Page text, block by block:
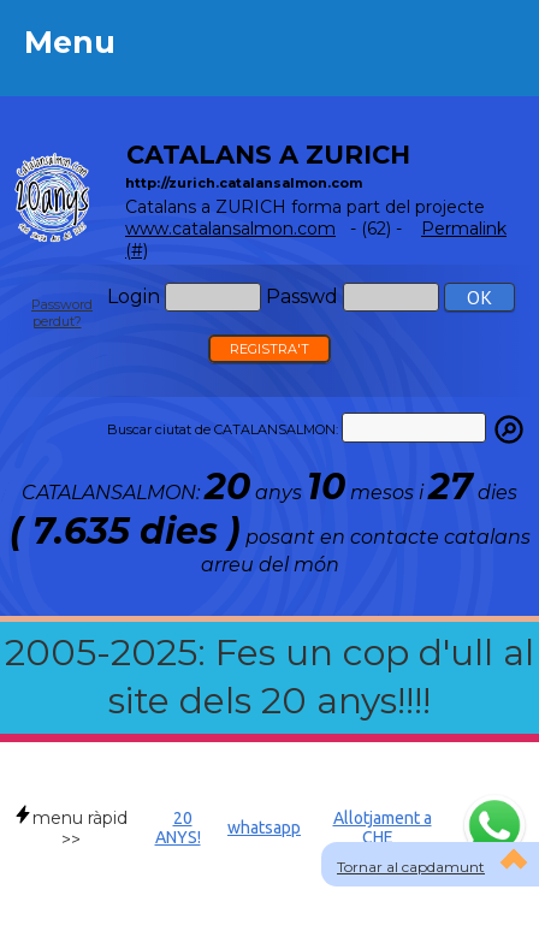
Menu
CATALANS A ZURICH
http://zurich.catalansalmon.com
Catalans a ZURICH forma part del projecte
www.catalansalmon.com - (62) -
Permalink
(#)
Login Passwd
Password
perdut?
REGISTRA'T
Buscar ciutat de CATALANSALMON:
CATALANSALMON:20 anys 10 mesos i27 dies
( 7.635 dies ) posant en contacte catalans
arreu del món
2005-2025: Fes un cop d'ull al
site dels 20 anys!!!!
Menu
Tornar al capdamunt
menu ràpid
>>
20
ANYS!
whatsapp
Allotjament a
CHE